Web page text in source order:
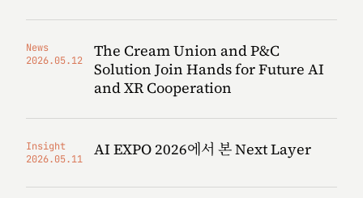
News
2026.05.12
The Cream Union and P&C
Solution Join Hands for Future AI
and XR Cooperation
Insight
2026.05.11
AI EXPO 2026에서 본 Next Layer